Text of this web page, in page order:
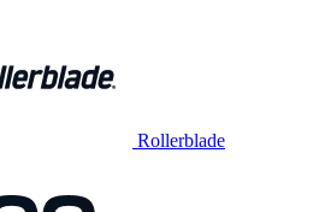
Rollerblade